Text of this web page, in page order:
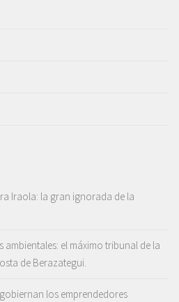
Iraola: la gran ignorada de la
el máximo tribunal de la
de Berazategui.
los emprendedores